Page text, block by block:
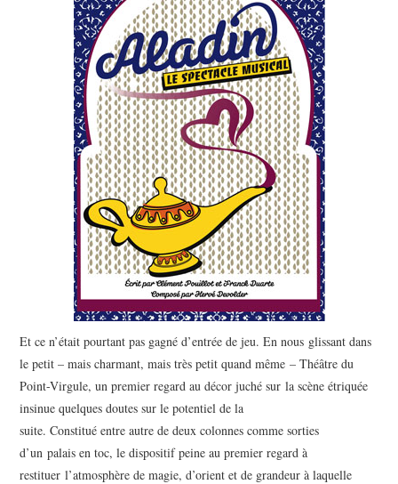
Et ce n’était pourtant pas gagné d’entrée de jeu. En nous glissant dans
le petit – mais charmant, mais très petit quand même – Théâtre du
Point-Virgule, un premier regard au décor juché sur la scène étriquée
insinue quelques doutes sur le potentiel de la
suite. Constitué entre autre de deux colonnes comme sorties
d’un palais en toc, le dispositif peine au premier regard à
restituer l’atmosphère de magie, d’orient et de grandeur à laquelle